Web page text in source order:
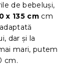
de bebeluși,
x 135 cm cm
dar și la
mari, putem
cm.